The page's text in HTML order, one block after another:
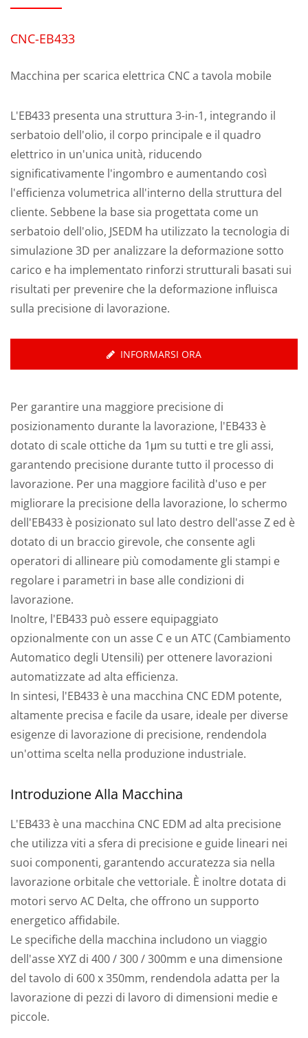
CNC-EB433
Macchina per scarica elettrica CNC a tavola mobile
L'EB433 presenta una struttura 3-in-1, integrando il
serbatoio dell'olio, il corpo principale e il quadro
elettrico in un'unica unità, riducendo
significativamente l'ingombro e aumentando così
l'efficienza volumetrica all'interno della struttura del
cliente. Sebbene la base sia progettata come un
serbatoio dell'olio, JSEDM ha utilizzato la tecnologia di
simulazione 3D per analizzare la deformazione sotto
carico e ha implementato rinforzi strutturali basati sui
risultati per prevenire che la deformazione influisca
sulla precisione di lavorazione.
INFORMARSI ORA
Per garantire una maggiore precisione di
posizionamento durante la lavorazione, l'EB433 è
dotato di scale ottiche da 1μm su tutti e tre gli assi,
garantendo precisione durante tutto il processo di
lavorazione. Per una maggiore facilità d'uso e per
migliorare la precisione della lavorazione, lo schermo
dell'EB433 è posizionato sul lato destro dell'asse Z ed è
dotato di un braccio girevole, che consente agli
operatori di allineare più comodamente gli stampi e
regolare i parametri in base alle condizioni di
lavorazione.
Inoltre, l'EB433 può essere equipaggiato
opzionalmente con un asse C e un ATC (Cambiamento
Automatico degli Utensili) per ottenere lavorazioni
automatizzate ad alta efficienza.
In sintesi, l'EB433 è una macchina CNC EDM potente,
altamente precisa e facile da usare, ideale per diverse
esigenze di lavorazione di precisione, rendendola
un'ottima scelta nella produzione industriale.
Introduzione Alla Macchina
L'EB433 è una macchina CNC EDM ad alta precisione
che utilizza viti a sfera di precisione e guide lineari nei
suoi componenti, garantendo accuratezza sia nella
lavorazione orbitale che vettoriale. È inoltre dotata di
motori servo AC Delta, che offrono un supporto
energetico affidabile.
Le specifiche della macchina includono un viaggio
dell'asse XYZ di 400 / 300 / 300mm e una dimensione
del tavolo di 600 x 350mm, rendendola adatta per la
lavorazione di pezzi di lavoro di dimensioni medie e
piccole.